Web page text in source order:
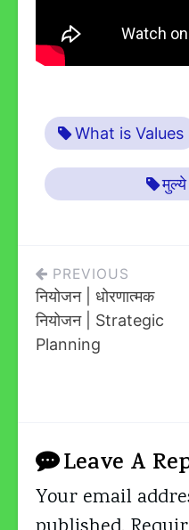
What is Values
Post
Navigation
PREVIOUS
नियोजन | धोरणात्मक
नियोजन | Strategic
Planning
Leave A
Your email